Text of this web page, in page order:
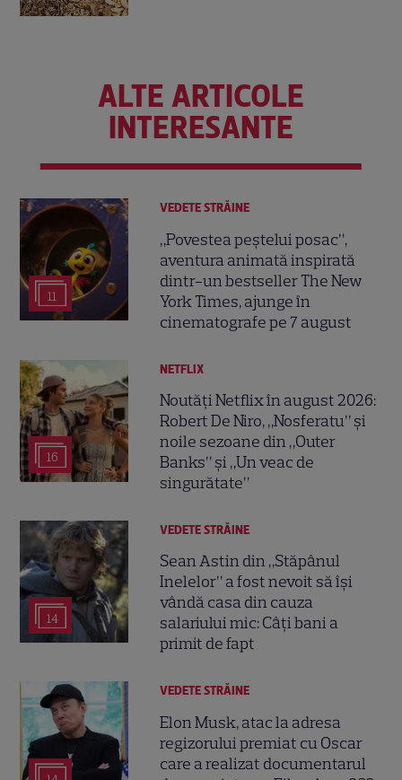
ALTE ARTICOLE
INTERESANTE
11
VEDETE STRĂINE
„Povestea peștelui posac”,
aventura animată inspirată
dintr-un bestseller The New
York Times, ajunge în
cinematografe pe 7 august
16
NETFLIX
Noutăți Netflix în august 2026:
Robert De Niro, „Nosferatu” și
noile sezoane din „Outer
Banks” și „Un veac de
singurătate”
14
VEDETE STRĂINE
Sean Astin din „Stăpânul
Inelelor” a fost nevoit să își
vândă casa din cauza
salariului mic: Câți bani a
primit de fapt
VEDETE STRĂINE
Elon Musk, atac la adresa
regizorului premiat cu Oscar
care a realizat documentarul